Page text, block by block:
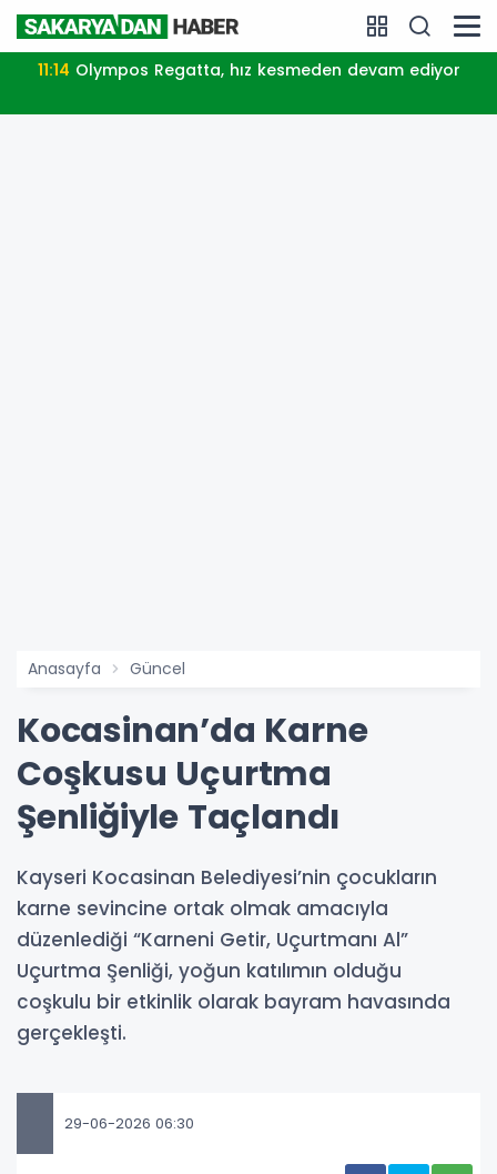
11:14 Olympos Regatta, hız kesmeden devam ediyor
Anasayfa Güncel
Kocasinan’da Karne
Coşkusu Uçurtma
Şenliğiyle Taçlandı
Kayseri Kocasinan Belediyesi’nin çocukların
karne sevincine ortak olmak amacıyla
düzenlediği “Karneni Getir, Uçurtmanı Al”
Uçurtma Şenliği, yoğun katılımın olduğu
coşkulu bir etkinlik olarak bayram havasında
gerçekleşti.
29-06-2026 06:30